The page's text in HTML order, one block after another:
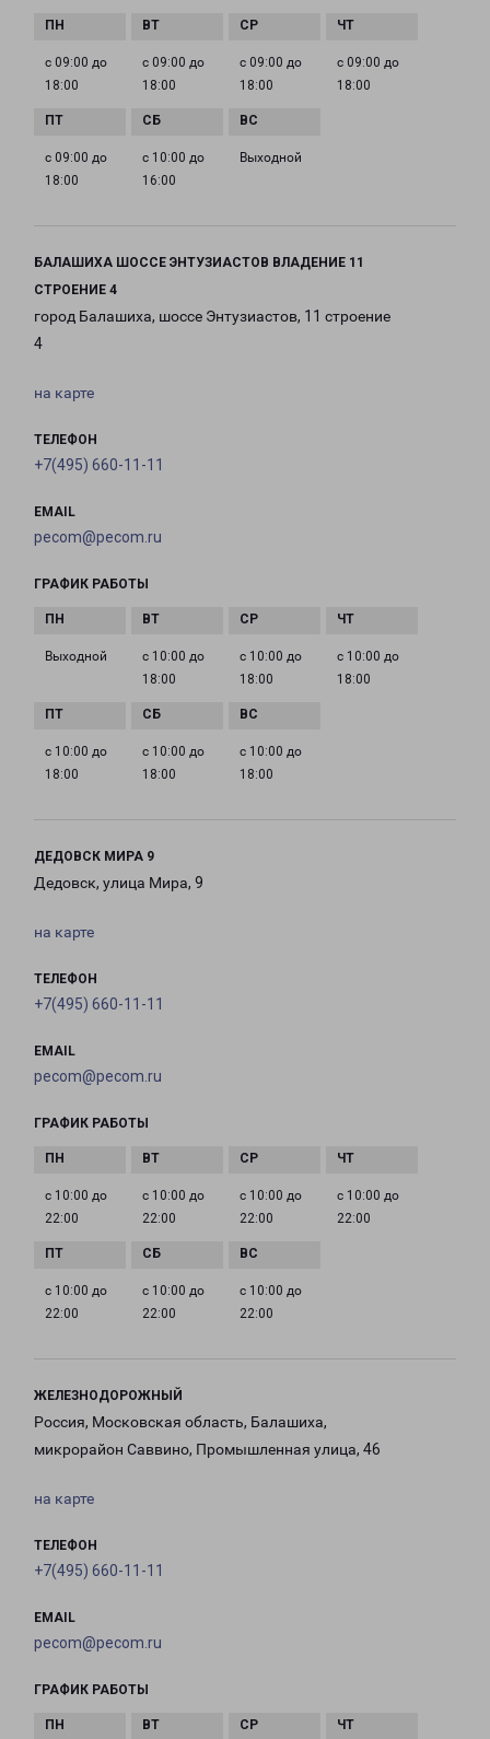
с 09:00 до
18:00
с 09:00 до
18:00
с 09:00 до
18:00
с 09:00 до
18:00
с 09:00 до
18:00
с 10:00 до
16:00
Выходной
БАЛАШИХА ШОССЕ ЭНТУЗИАСТОВ ВЛАДЕНИЕ 11
СТРОЕНИЕ 4
город Балашиха, шоссе Энтузиастов, 11 строение
4
на карте
ТЕЛЕФОН
+7(495) 660-11-11
EMAIL
pecom@pecom.ru
ГРАФИК РАБОТЫ
Выходной
с 10:00 до
18:00
с 10:00 до
18:00
с 10:00 до
18:00
с 10:00 до
18:00
с 10:00 до
18:00
с 10:00 до
18:00
ДЕДОВСК МИРА 9
Дедовск, улица Мира, 9
на карте
ТЕЛЕФОН
+7(495) 660-11-11
EMAIL
pecom@pecom.ru
ГРАФИК РАБОТЫ
с 10:00 до
22:00
с 10:00 до
22:00
с 10:00 до
22:00
с 10:00 до
22:00
с 10:00 до
22:00
с 10:00 до
22:00
с 10:00 до
22:00
ЖЕЛЕЗНОДОРОЖНЫЙ
Россия, Московская область, Балашиха,
микрорайон Саввино, Промышленная улица, 46
на карте
ТЕЛЕФОН
+7(495) 660-11-11
EMAIL
pecom@pecom.ru
ГРАФИК РАБОТЫ